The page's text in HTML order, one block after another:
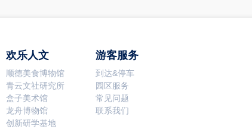
欢乐人文
顺德美食博物馆
青云文社研究所
盒子美术馆
龙舟博物馆
创新研学基地
游客服务
到达&停车
园区服务
常见问题
联系我们